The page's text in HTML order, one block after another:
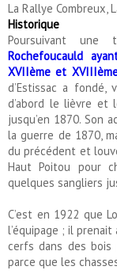
La Rallye Combreux,
Historique
Poursuivant une
Rochefoucauld
XVIIème et
d’Estissac a fondé,
d’abord le lièvre et
jusqu’en 1870. Son
la guerre de 1870,
du précédent et
Haut Poitou pour
quelques sangliers
C’est en 1922 que
l’équipage ; il
cerfs dans des bois
parce que les